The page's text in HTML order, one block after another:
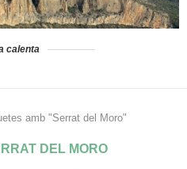
calenta
amb "Serrat del Moro"
DEL MORO